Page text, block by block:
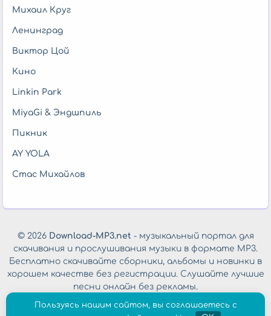
Михаил Круг
Ленинград
Виктор Цой
Кино
Linkin Park
MiyaGi & Эндшпиль
Пикник
AY YOLA
Стас Михайлов
© 2026 Download-MP3.net - музыкальный портал для
скачивания и прослушивания музыки в формате MP3.
Бесплатно скачивайте сборники, альбомы и новинки в
хорошем качестве без регистрации. Слушайте лучшие
песни онлайн без рекламы.
Обратная связь
Политика конфиденциальности
Пользуясь нашим сайтом, вы соглашаетесь с